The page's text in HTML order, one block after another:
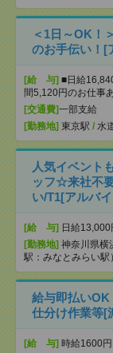
＜1日～OK！
のお手伝い！[
[給 与] ■日給
間5,120円のお仕事
[交通費]一部支給
[勤務地] 東京駅 / 水
人気イベント
ッフ☆来社不
い/T1[アルバ
[給 与] 日給13,000
[勤務地] 神奈川県横
駅：みなとみらい駅）
給与即払いOK
仕分け作業等[
[給 与] 時給1600円